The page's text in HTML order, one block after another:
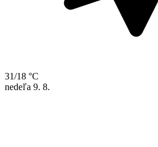
31/18 °C
nedeľa 9. 8.